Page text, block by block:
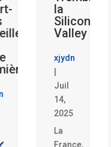
la
Silicon
Valley
xjydn
|
Juil
14,
2025
La
France,